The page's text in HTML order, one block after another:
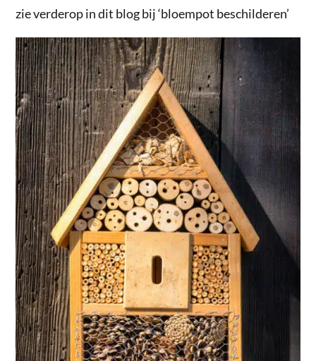
zie verderop in dit blog bij ‘bloempot beschilderen’